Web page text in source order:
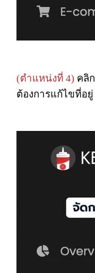
(ตำแหน่งที่ 4) คลิก
ต้องการแก้ไขที่อยู่